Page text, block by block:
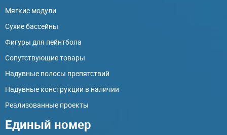
Мягкие модули
Сухие бассейны
Фигуры для пейнтбола
Сопутствующие товары
Надувные полосы препятствий
Надувные конструкции в наличии
Реализованные проекты
Единый номер